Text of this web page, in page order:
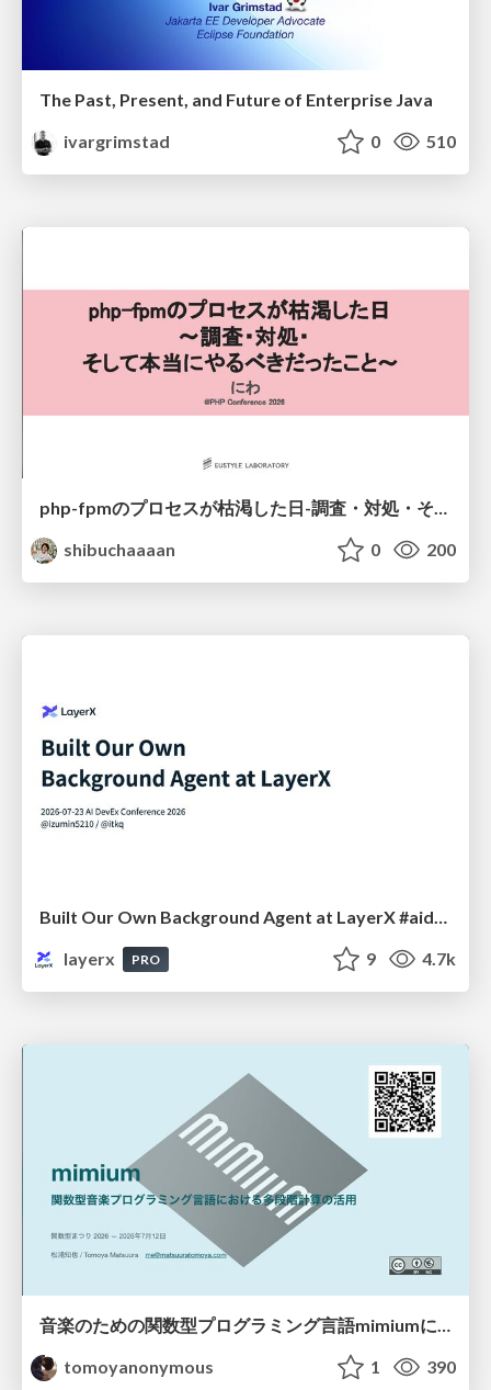
The Past, Present, and Future of Enterprise Java
ivargrimstad
0 510
php-fpmのプロセスが枯渇した日-調査・対処・そして本当にやるべきだったこと-
shibuchaaaan
0 200
layerx
PRO 9 4.7k
音楽のための関数型プログラミング言語mimiumにおける多段階計算の活用
tomoyanonymous
1 390